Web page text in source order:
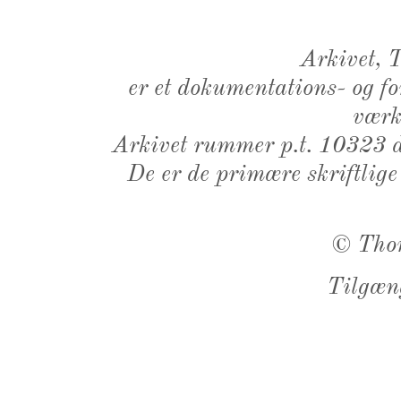
Arkivet,
er et dokumentations- og
Arkivet rummer p.t. 10323
De er de primære
©